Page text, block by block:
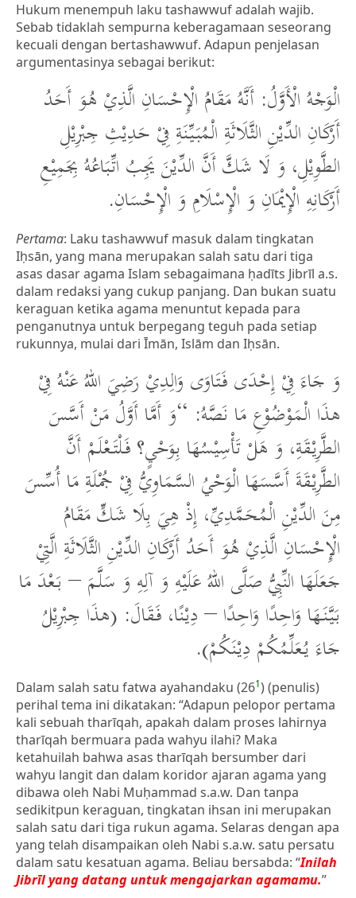
Hukum menempuh laku tashawwuf adalah wajib.
Sebab tidaklah sempurna keberagamaan seseorang
kecuali dengan bertashawwuf. Adapun penjelasan
argumentasinya sebagai berikut:
الْوَجْهُ الْأَوَّلُ: أَنَّهُ مَقَامُ الْإِحْسَانِ الَّذِيْ هُوَ أَحَدُ
أَرْكَانِ الدِّيْنِ الثَّلَاثَةِ الْمُبَيِّنَةِ فِيْ حَدِيْثِ جِبْرِيْلِ
الطَّوِيْلِ، وَ لَا شَكَّ أَنَّ الدِّيْنَ يَجِبُ اتِّبَاعُهُ بِجَمِيْعِ
أَرْكَانِهِ الْإِيْمَانِ وَ الْإِسْلَامِ وَ الْإِحْسَانِ.
Pertama: Laku tashawwuf masuk dalam tingkatan
Iḥsān, yang mana merupakan salah satu dari tiga
asas dasar agama Islam sebagaimana ḥadīts Jibrīl a.s.
dalam redaksi yang cukup panjang. Dan bukan suatu
keraguan ketika agama menuntut kepada para
penganutnya untuk berpegang teguh pada setiap
rukunnya, mulai dari Īmān, Islām dan Iḥsān.
وَ جَاءَ فِيْ إِحْدَى فَتَاوَى وَالِدِيْ رَضِيَ اللهُ عَنْهُ فِيْ
هذَا الْمَوْضُوْعِ مَا نَصَّهُ: “وَ أَمَّا أَوَّلُ مَنْ أَسَّسَ
الطَّرِيْقَةِ، وَ هَلْ تَأْسِيْسُهَا بِوَحْيٍ؟ فَلْتَعْلَمْ أَنَّ
الطَّرِيْقَةَ أَسَّسَهَا الْوَحْيُ السَّمَاوِيُّ فِيْ جُمْلَةِ مَا أُسِّسَ
مِنَ الدِّيْنِ الْمُحَمَّدِيِّ، إِذْ هِيَ بِلَا شَكٍّ مَقَامُ
الْإِحْسَانِ الَّذِيْ هُوَ أَحَدُ أَرْكَانِ الدِّيْنِ الثَّلَاثَةِ الَّتِيْ
جَعَلَهَا النِّبِيُّ صَلَّى اللهُ عَلَيْهِ وَ آلِهِ وَ سَلَّمَ – بَعْدَ مَا
بَيَّنَهَا وَاحِدًا وَاحِدًا – دِيْنًا، فَقَالَ: (هذَا جِبْرِيْلُ
جَاءَ يُعَلِّمُكُمْ دِيْنَكُمْ).
Dalam salah satu fatwa ayahandaku (261) (penulis)
perihal tema ini dikatakan: “Adapun pelopor pertama
kali sebuah tharīqah, apakah dalam proses lahirnya
tharīqah bermuara pada wahyu ilahi? Maka
ketahuilah bahwa asas tharīqah bersumber dari
wahyu langit dan dalam koridor ajaran agama yang
dibawa oleh Nabi Muḥammad s.a.w. Dan tanpa
sedikitpun keraguan, tingkatan ihsan ini merupakan
salah satu dari tiga rukun agama. Selaras dengan apa
yang telah disampaikan oleh Nabi s.a.w. satu persatu
dalam satu kesatuan agama. Beliau bersabda: “Inilah
Jibrīl yang datang untuk mengajarkan agamamu.”